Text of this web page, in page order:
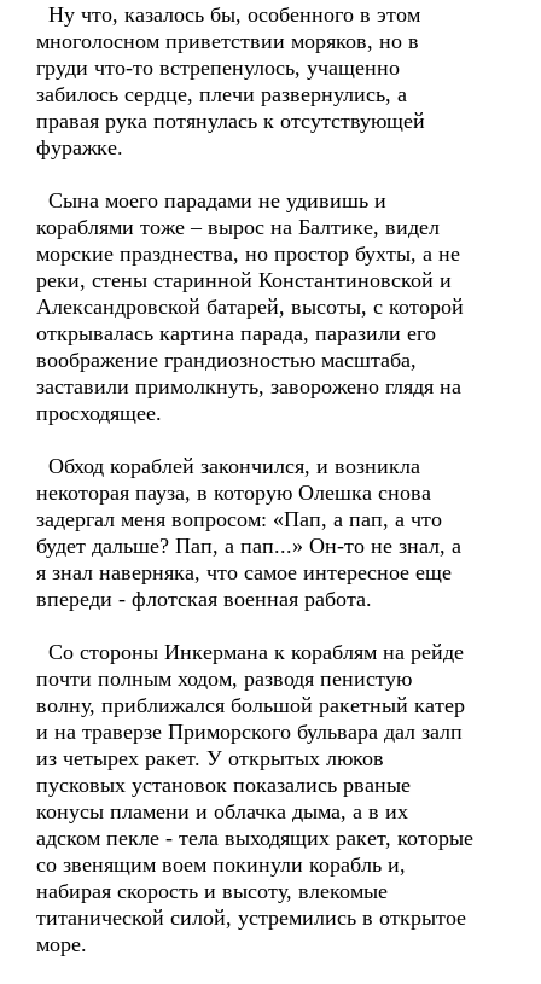
Ну что, казалось бы, особенного в этом
многолосном приветствии моряков, но в
груди что-то встрепенулось, учащенно
забилось сердце, плечи развернулись, а
правая рука потянулась к отсутствующей
фуражке.
Сына моего парадами не удивишь и
кораблями тоже – вырос на Балтике, видел
морские празднества, но простор бухты, а не
реки, стены старинной Константиновской и
Александровской батарей, высоты, с которой
открывалась картина парада, паразили его
воображение грандиозностью масштаба,
заставили примолкнуть, заворожено глядя на
просходящее.
Обход кораблей закончился, и возникла
некоторая пауза, в которую Олешка снова
задергал меня вопросом: «Пап, а пап, а что
будет дальше? Пап, а пап...» Он-то не знал, а
я знал наверняка, что самое интересное еще
впереди - флотская военная работа.
Со стороны Инкермана к кораблям на рейде
почти полным ходом, разводя пенистую
волну, приближался большой ракетный катер
и на траверзе Приморского бульвара дал залп
из четырех ракет. У открытых люков
пусковых установок показались рваные
конусы пламени и облачка дыма, а в их
адском пекле - тела выходящих ракет, которые
со звенящим воем покинули корабль и,
набирая скорость и высоту, влекомые
титанической силой, устремились в открытое
море.